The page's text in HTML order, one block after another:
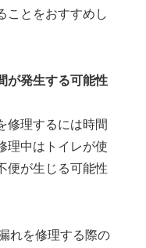
ことをおすすめし
が発生する可能性
修理するには時間
理中はトイレが使
便が生じる可能性
れを修理する際の